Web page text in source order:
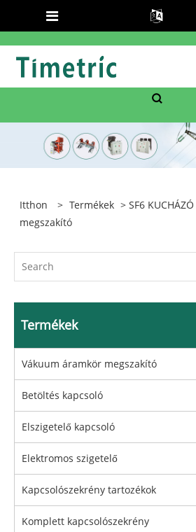
Itthon > Termékek >SF6 KUCHÁZÓ
megszakító
Termékek
Vákuum áramkör megszakító
Betöltés kapcsoló
Elszigetelő kapcsoló
Elektromos szigetelő
Kapcsolószekrény tartozékok
Komplett kapcsolószekrény